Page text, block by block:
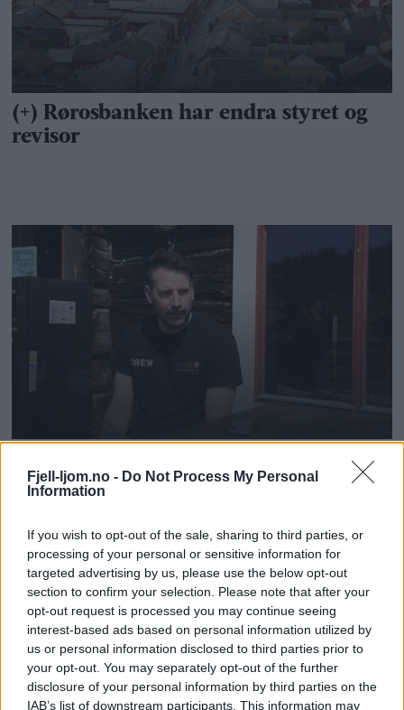
Fjell-ljom.no - Do Not Process My Personal
Information
If you wish to opt-out of the sale, sharing to third parties, or
processing of your personal or sensitive information for
targeted advertising by us, please use the below opt-out
section to confirm your selection. Please note that after your
opt-out request is processed you may continue seeing
interest-based ads based on personal information utilized by
us or personal information disclosed to third parties prior to
your opt-out. You may separately opt-out of the further
disclosure of your personal information by third parties on the
IAB’s list of downstream participants. This information may